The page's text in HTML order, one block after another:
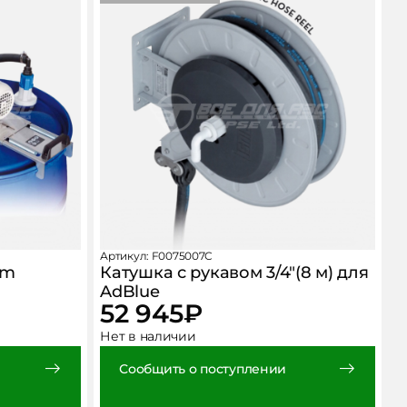
Артикул: F0075007C
Катушка с рукавом 3/4″(8 м) для
AdBlue
52 945₽
Нет в наличии
Сообщить о поступлении